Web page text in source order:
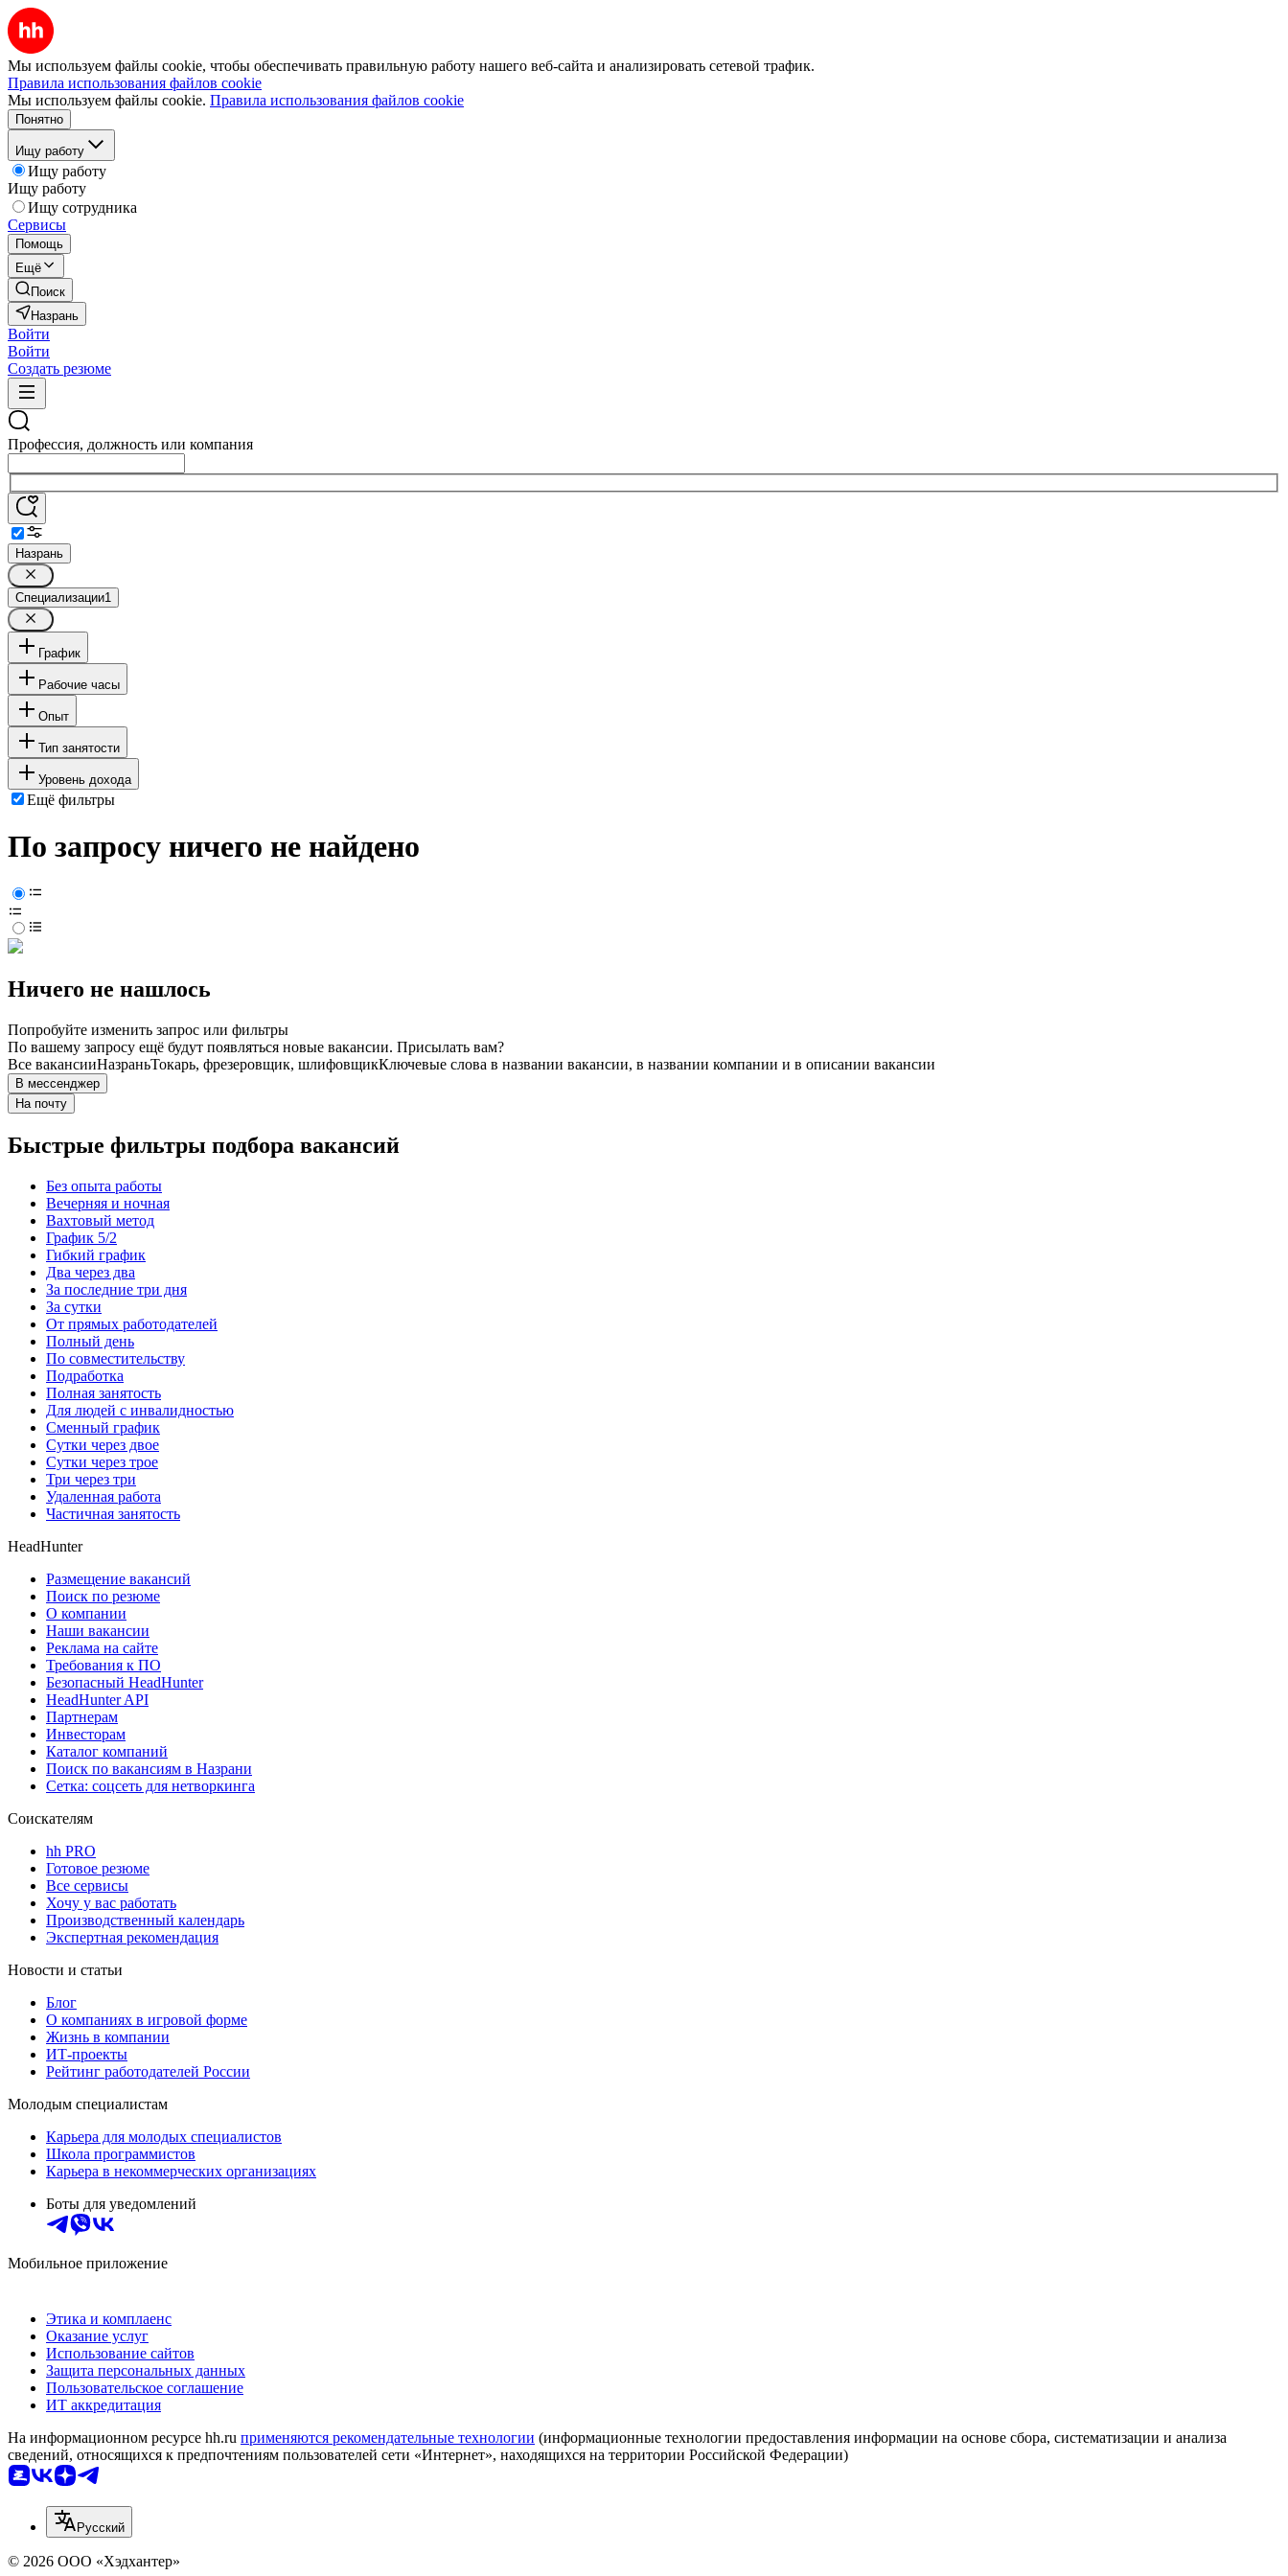
Мы используем файлы cookie, чтобы обеспечивать правильную работу нашего веб-сайта и анализировать сетевой трафик.
Правила использования файлов cookie
Мы используем файлы cookie. Правила использования файлов cookie
Понятно
Ищу работу
Ищу работу
Ищу работу
Ищу сотрудника
Сервисы
Помощь
Ещё
Поиск
Назрань
Войти
Войти
Создать резюме
Профессия, должность или компания
Назрань
Специализации1
График
Рабочие часы
Опыт
Тип занятости
Уровень дохода
Ещё фильтры
По запросу ничего не найдено
Ничего не нашлось
Попробуйте изменить запрос или фильтры
По вашему запросу ещё будут появляться новые вакансии. Присылать вам?
Все вакансииНазраньТокарь, фрезеровщик, шлифовщикКлючевые слова в названии вакансии, в названии компании и в описании вакансии
В мессенджер
На почту
Быстрые фильтры подбора вакансий
Без опыта работы
Вечерняя и ночная
Вахтовый метод
График 5/2
Гибкий график
Два через два
За последние три дня
За сутки
От прямых работодателей
Полный день
По совместительству
Подработка
Полная занятость
Для людей с инвалидностью
Сменный график
Сутки через двое
Сутки через трое
Три через три
Удаленная работа
Частичная занятость
HeadHunter
Размещение вакансий
Поиск по резюме
О компании
Наши вакансии
Реклама на сайте
Требования к ПО
Безопасный HeadHunter
HeadHunter API
Партнерам
Инвесторам
Каталог компаний
Поиск по вакансиям в Назрани
Сетка: соцсеть для нетворкинга
Соискателям
hh PRO
Готовое резюме
Все сервисы
Хочу у вас работать
Производственный календарь
Экспертная рекомендация
Новости и статьи
Блог
О компаниях в игровой форме
Жизнь в компании
ИТ-проекты
Рейтинг работодателей России
Молодым специалистам
Карьера для молодых специалистов
Школа программистов
Карьера в некоммерческих организациях
Боты для уведомлений
Мобильное приложение
Этика и комплаенс
Оказание услуг
Использование сайтов
Защита персональных данных
Пользовательское соглашение
ИТ аккредитация
На информационном ресурсе hh.ru применяются рекомендательные технологии (информационные технологии предоставления информации на основе сбора, систематизации и анализа
сведений, относящихся к предпочтениям пользователей сети «Интернет», находящихся на территории Российской Федерации)
Русский
© 2026 ООО «Хэдхантер»